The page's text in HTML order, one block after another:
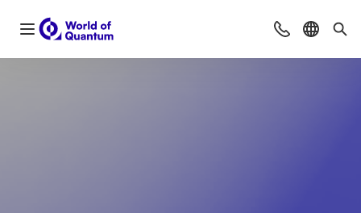
Navigation öffnen Beratung &
Sprache